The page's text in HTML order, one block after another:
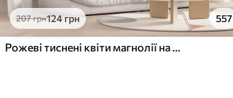
207грн124 грн 557
Рожеві тиснені квіти магнолії на витонченій гілці